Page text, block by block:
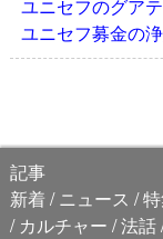
ユニセフのグア
ユニセフ募金の
記事
新着
ニュース
カルチャー 法話